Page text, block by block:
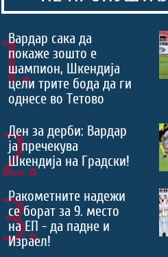
1.
Вардар сака да
покаже зошто е
шампион, Шкендија
цели трите бода да ги
однесе во Тетово
2.
Ден за дерби: Вардар
ја пречекува
Шкендија на Градски!
3.
Ракометните надежи
се борат за 9. место
на ЕП - да падне и
Израел!